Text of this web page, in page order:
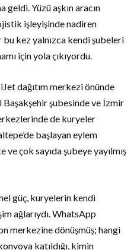
geldi. Yüzü aşkın aracın
işleyişinde nadiren
kez yalnızca kendi şubeleri
için yola çıkıyordu.
dağıtım merkezi önünde
şubesinde ve İzmir
de kuryeler
başlayan eylem
çok sayıda şubeye yayılmış
güç, kuryelerin kendi
ağlarıydı. WhatsApp
merkezine dönüşmüş; hangi
katıldığı, kimin